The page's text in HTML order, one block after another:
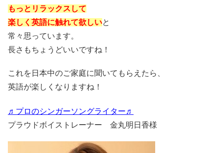
もっとリラックスして
楽しく英語に触れて欲しいと
常々思っています。
長さもちょうどいいですね！
これを日本中のご家庭に聞いてもらえたら、
英語が楽しくなりますね！
♬プロのシンガーソングライター♬
プラウドボイストレーナー 金丸明日香様